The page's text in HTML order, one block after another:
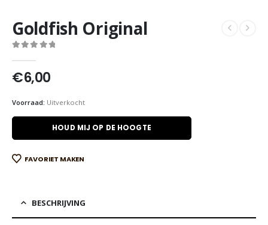
Goldfish Original
€6,00
Voorraad: Uitverkocht
HOUD MIJ OP DE HOOGTE
FAVORIET MAKEN
BESCHRIJVING